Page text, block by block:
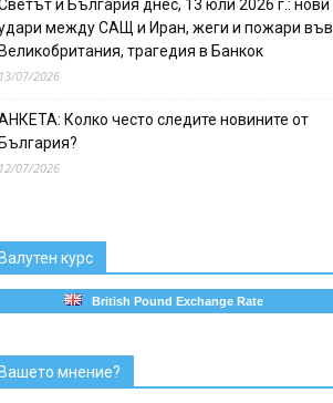
и България днес, 13 юли 2026 г.: нови
между САЩ и Иран, жеги и пожари във
трагедия в Банкок
07/2026
Колко често следите новините от
07/2026
курс
British Pound Exchange Rate
мнение?